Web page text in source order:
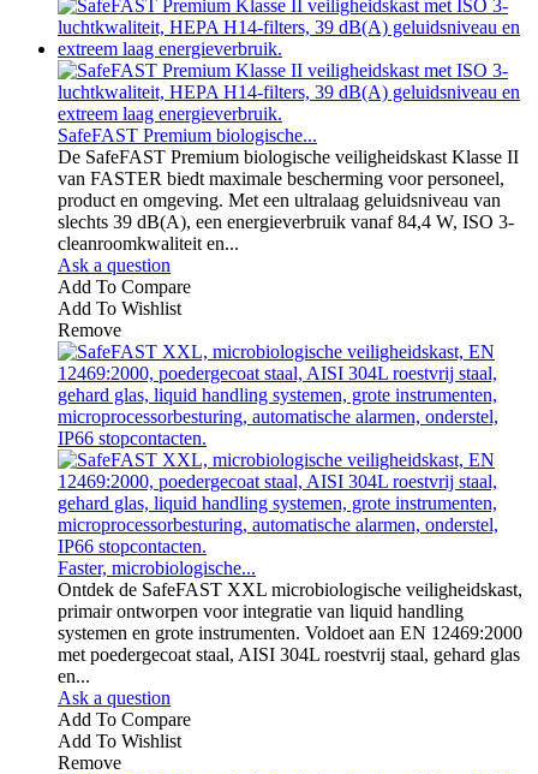
SafeFAST Premium biologische...
De SafeFAST Premium biologische veiligheidskast Klasse II
van FASTER biedt maximale bescherming voor personeel,
product en omgeving. Met een ultralaag geluidsniveau van
slechts 39 dB(A), een energieverbruik vanaf 84,4 W, ISO 3-
cleanroomkwaliteit en...
Ask a question
Add To Compare
Add To Wishlist
Remove
Faster, microbiologische...
Ontdek de SafeFAST XXL microbiologische veiligheidskast,
primair ontworpen voor integratie van liquid handling
systemen en grote instrumenten. Voldoet aan EN 12469:2000
met poedergecoat staal, AISI 304L roestvrij staal, gehard glas
en...
Ask a question
Add To Compare
Add To Wishlist
Remove